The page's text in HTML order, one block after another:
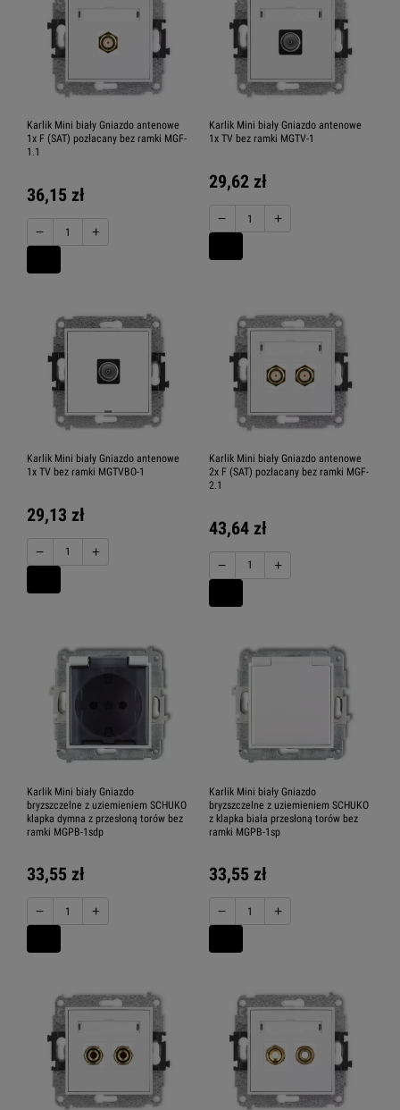
Karlik Mini biały Gniazdo antenowe
1x F (SAT) pozłacany bez ramki MGF-
1.1
36,15 zł
− +
Karlik Mini biały Gniazdo antenowe
1x TV bez ramki MGTV-1
29,62 zł
− +
Karlik Mini biały Gniazdo antenowe
1x TV bez ramki MGTVBO-1
29,13 zł
− +
Karlik Mini biały Gniazdo antenowe
2x F (SAT) pozłacany bez ramki MGF-
2.1
43,64 zł
− +
Karlik Mini biały Gniazdo
bryzszczelne z uziemieniem SCHUKO
klapka dymna z przesłoną torów bez
ramki MGPB-1sdp
33,55 zł
− +
Karlik Mini biały Gniazdo
bryzszczelne z uziemieniem SCHUKO
z klapka biała przesłoną torów bez
ramki MGPB-1sp
33,55 zł
− +